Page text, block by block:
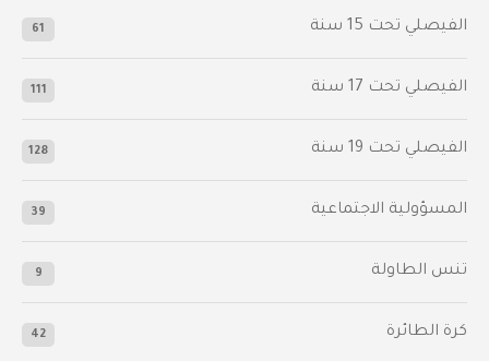
الفيصلي‬⁩ تحت 15 سنة 61
‫الفيصلي‬⁩ تحت 17 سنة 111
الفيصلي‬⁩ تحت 19 سنة 128
المسؤولية الاجتماعية 39
تنس الطاولة 9
كرة الطائرة 42